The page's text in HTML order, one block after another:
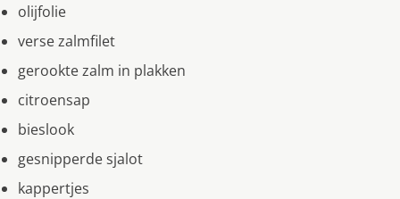
olijfolie
verse zalmfilet
gerookte zalm in plakken
citroensap
bieslook
gesnipperde sjalot
kappertjes